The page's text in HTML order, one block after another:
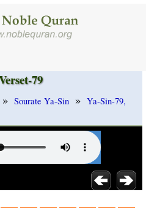
79
» Sourate Ya-Sin » Ya-Sin-79,